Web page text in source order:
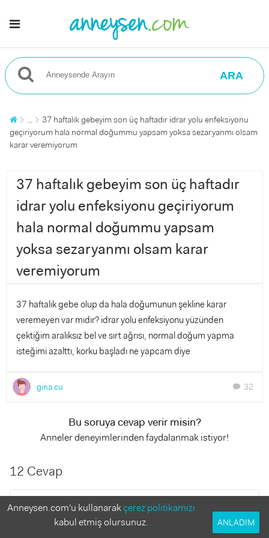
ARA
...
37 haftalık gebeyim son üç haftadır idrar yolu enfeksiyonu
geçiriyorum hala normal doğummu yapsam yoksa sezaryanmı olsam
karar veremiyorum
37 haftalık gebeyim son üç haftadır
idrar yolu enfeksiyonu geçiriyorum
hala normal doğummu yapsam
yoksa sezaryanmı olsam karar
veremiyorum
37 haftalık gebe olup da hala doğumunun şekline karar
veremeyen var mıdır? idrar yolu enfeksiyonu yüzünden
çektiğim aralıksız bel ve sırt ağrısı, normal doğum yapma
isteğimi azalttı, korku başladı ne yapcam diye
gina.cu chat 32
Bu soruya cevap verir misin?
Anneler deneyimlerinden faydalanmak istiyor!
12 Cevap
merveturit
10 yıl önce
Anneysen.com'u kullanarakçerez politikamızı
kabul etmiş olursunuz.
ANLADIM